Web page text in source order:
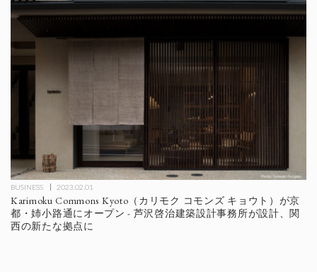
BUSINESS 2023.02.01
Karimoku Commons Kyoto（カリモク コモンズ キョウト）が京
都・姉小路通にオープン - 芦沢啓治建築設計事務所が設計、関
西の新たな拠点に